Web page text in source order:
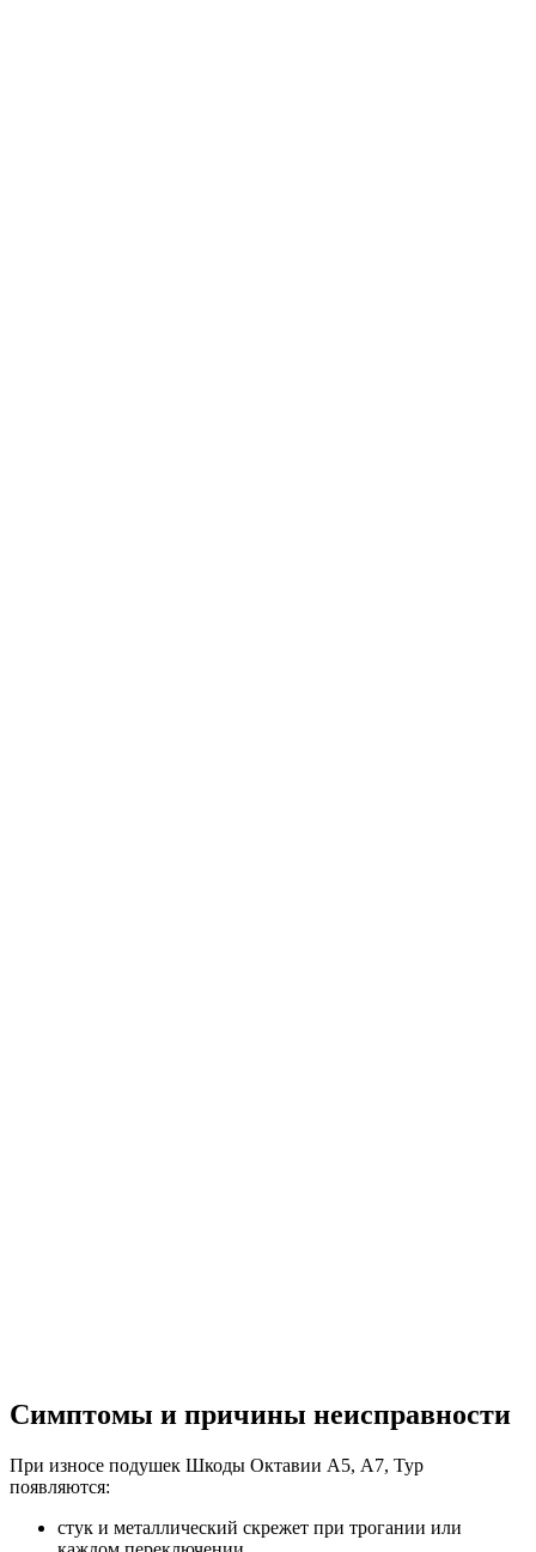
Симптомы и причины неисправности
При износе подушек Шкоды Октавии А5, А7, Тур
появляются:
стук и металлический скрежет при трогании или